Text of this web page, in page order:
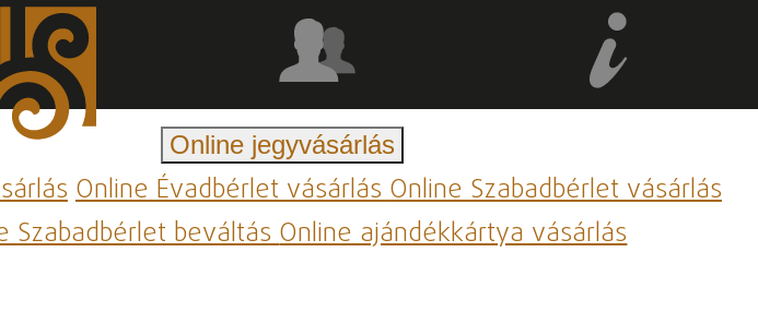
Online jegyvásárlás
Online Évadbérlet vásárlásOnline Szabadbérlet vásárlás
Szabadbérlet beváltásOnline ajándékkártya vásárlás